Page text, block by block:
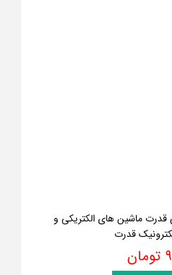
ماشین های الکتریکی و
قدرت